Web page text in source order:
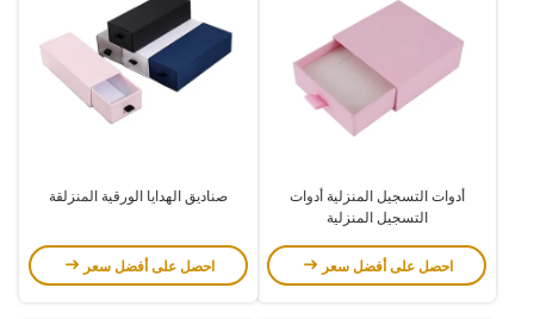
أدوات التسجيل المنزلية أدوات
التسجيل المنزلية
احصل على أفضل سعر
صناديق الهدايا الورقية المنزلقة
احصل على أفضل سعر